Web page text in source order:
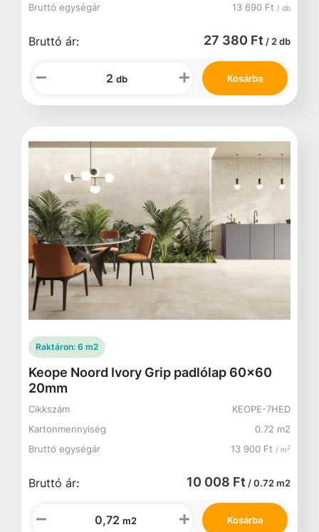
Bruttó egységár
13 690 Ft / db
Bruttó ár: 27 380 Ft / 2 db
db Kosárba
Raktáron: 6 m2
Keope Noord Ivory Grip padlólap 60x60
20mm
Cikkszám
KEOPE-7HED
Kartonmennyiség
0.72 m2
Bruttó egységár
13 900 Ft / m2
Bruttó ár: 10 008 Ft / 0.72 m2
m2 Kosárba